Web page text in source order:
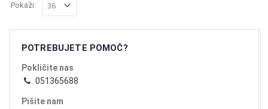
Pokaži:
POTREBUJETE POMOČ?
Pokličite nas
051365688
Pišite nam